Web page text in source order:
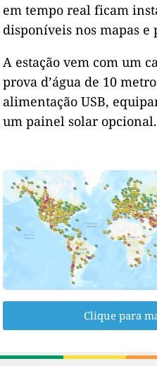
em tempo real ficam
disponíveis nos mapas e
A estação vem com um
prova d’água de 10
alimentação USB,
um painel solar opcional.
Clique para